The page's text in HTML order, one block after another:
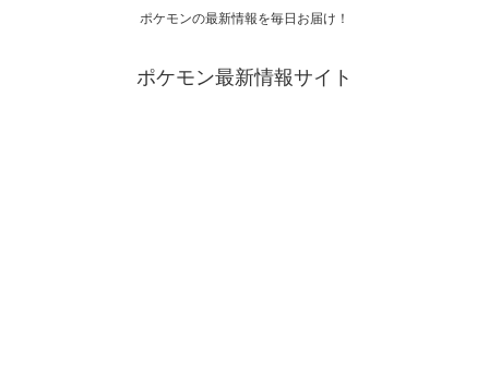
ポケモンの最新情報を毎日お届け！
ポケモン最新情報サイト